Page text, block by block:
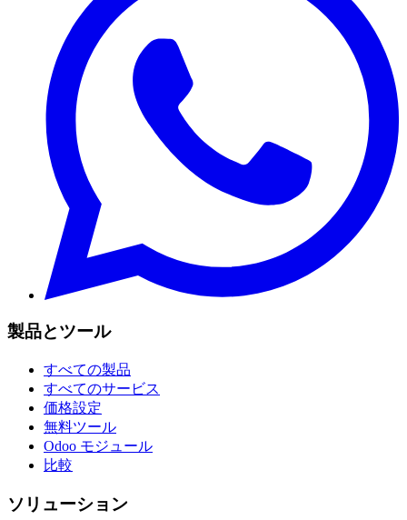
製品とツール
すべての製品
すべてのサービス
価格設定
無料ツール
Odoo モジュール
比較
ソリューション